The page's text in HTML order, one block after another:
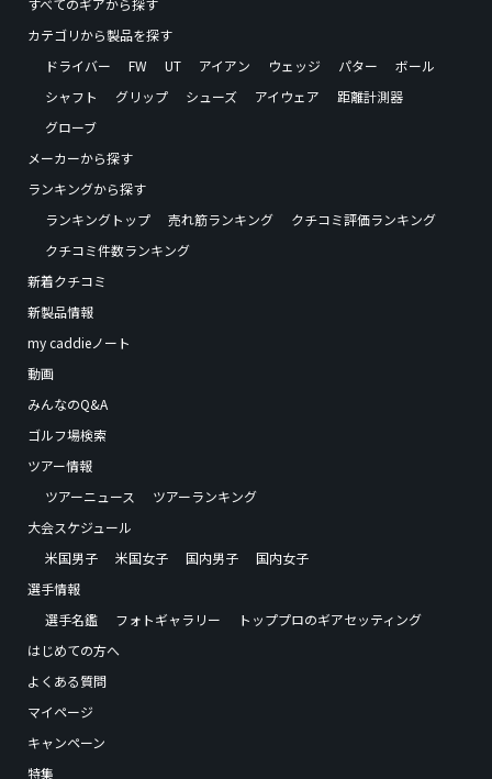
すべてのギアから探す
カテゴリから製品を探す
ドライバー
FW UT アイアン ウェッジ パター
ボール
シャフト
グリップ シューズ アイウェア
距離計測器
グローブ
メーカーから探す
ランキングから探す
ランキングトップ
売れ筋ランキング
クチコミ評価ランキング
クチコミ件数ランキング
新着クチコミ
新製品情報
my caddieノート
動画
みんなのQ&A
ゴルフ場検索
ツアー情報
ツアーニュース
ツアーランキング
大会スケジュール
米国男子
米国女子 国内男子
国内女子
選手情報
選手名鑑
フォトギャラリー
トッププロのギアセッティング
はじめての方へ
よくある質問
マイページ
キャンペーン
特集